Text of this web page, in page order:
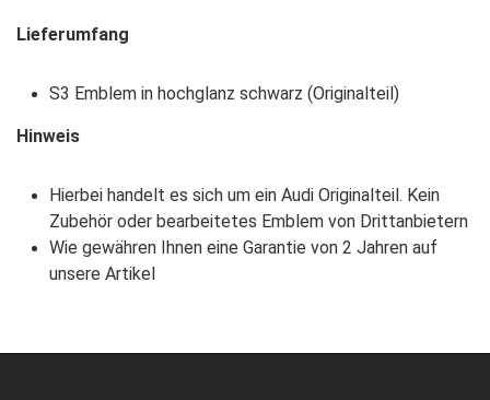
Lieferumfang
S3 Emblem in hochglanz schwarz (Originalteil)
Hinweis
Hierbei handelt es sich um ein Audi Originalteil. Kein
Zubehör oder bearbeitetes Emblem von Drittanbietern
Wie gewähren Ihnen eine Garantie von 2 Jahren auf
unsere Artikel